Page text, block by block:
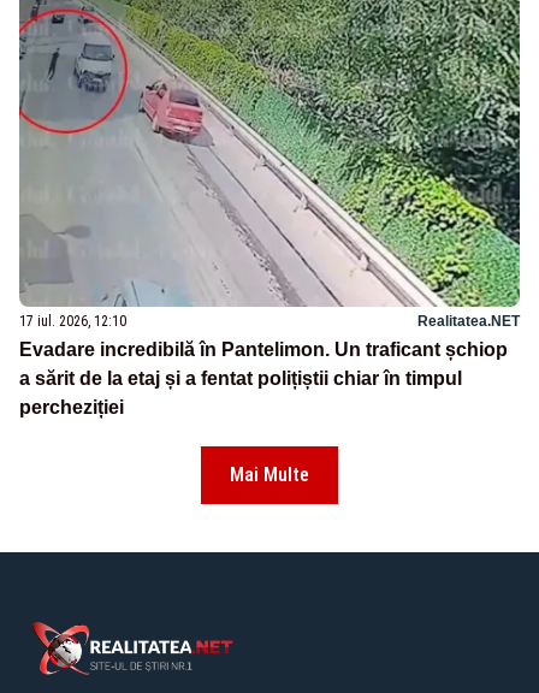
17 iul. 2026, 12:10 Realitatea.NET
Evadare incredibilă în Pantelimon. Un traficant șchiop
a sărit de la etaj și a fentat polițiștii chiar în timpul
percheziției
Mai Multe